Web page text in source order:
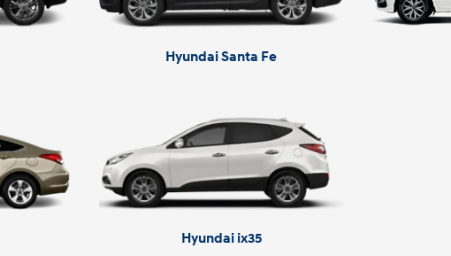
Hyundai Santa Fe
Hyundai ix35